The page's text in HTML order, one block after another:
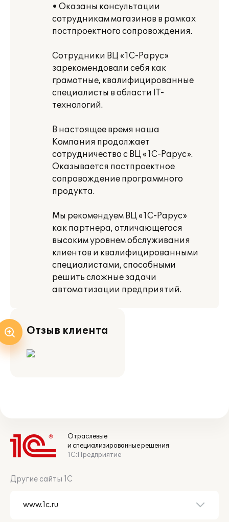
• Оказаны консультации
сотрудникам магазинов в рамках
постпроектного сопровождения.
Сотрудники ВЦ «1С-Рарус»
зарекомендовали себя как
грамотные, квалифицированные
специалисты в области IT-
технологий.
В настоящее время наша
Компания продолжает
сотрудничество с ВЦ «1С-Рарус».
Оказывается постпроектное
сопровождение программного
продукта.
Мы рекомендуем ВЦ «1С-Рарус»
как партнера, отличающегося
высоким уровнем обслуживания
клиентов и квалифицированными
специалистами, способными
решить сложные задачи
автоматизации предприятий.
Отзыв клиента
Отраслевые
и специализированные решения
1С:Предприятие
Другие сайты 1С